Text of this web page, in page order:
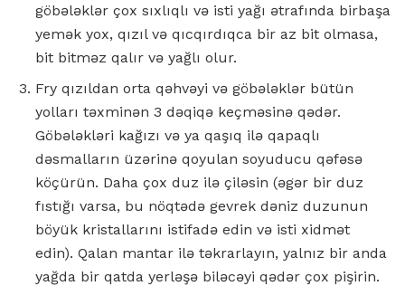
göbələklər çox sıxlıqlı və isti yağı ətrafında birbaşa
yemək yox, qızıl və qıcqırdıqca bir az bit olmasa,
bit bitməz qalır və yağlı olur.
Fry qızıldan orta qəhvəyi və göbələklər bütün
yolları təxminən 3 dəqiqə keçməsinə qədər.
Göbələkləri kağızı və ya qaşıq ilə qapaqlı
dəsmalların üzərinə qoyulan soyuducu qəfəsə
köçürün. Daha çox duz ilə çiləsin (əgər bir duz
fıstığı varsa, bu nöqtədə gevrek dəniz duzunun
böyük kristallarını istifadə edin və isti xidmət
edin). Qalan mantar ilə təkrarlayın, yalnız bir anda
yağda bir qatda yerləşə biləcəyi qədər çox pişirin.